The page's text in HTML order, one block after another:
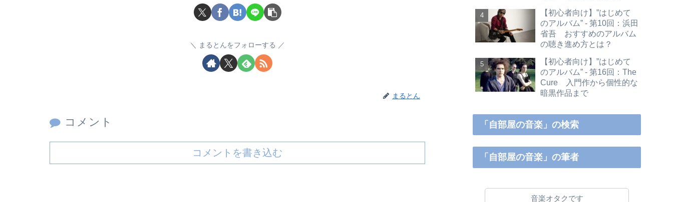
まるとんをフォローする
まるとん
コメント
コメントを書き込む
【初心者向け】”はじめて
のアルバム” - 第10回：浜田
省吾 おすすめのアルバム
の聴き進め方とは？
【初心者向け】”はじめて
のアルバム” - 第16回：The
Cure 入門作から個性的な
暗黒作品まで
「自部屋の音楽」の検索
「自部屋の音楽」の筆者
音楽オタクです